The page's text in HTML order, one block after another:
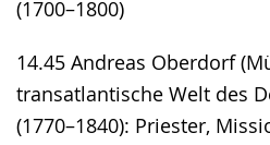
(1700–1800)
14.45 Andreas Oberdorf
transatlantische Welt des
(1770–1840): Priester,